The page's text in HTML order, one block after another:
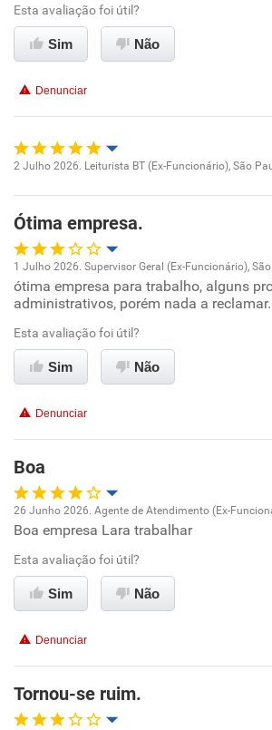
Conciliação com a vida familiar
Benefícios
Esta avaliação foi útil?
Sim Não
Denunciar
Ambiente de trabalho
Conciliação com a vida familiar
Recomenda esta empresa
2 Julho 2026. Leiturista BT (Ex-Funcionário), São
Ótima empresa.
Oportunidade de promoção
Ambiente de trabalho
Conciliação com a vida familiar
1 Julho 2026. Supervisor Geral (Ex-Funcionário),
ótima empresa para trabalho, alguns
administrativos, porém nada a reclamar.
Esta avaliação foi útil?
Sim Não
Denunciar
Boa
Oportunidade de promoção
Ambiente de trabalho
Benefícios
Recomenda esta empresa
26 Junho 2026. Agente de Atendimento (Ex-
Boa empresa Lara trabalhar
Esta avaliação foi útil?
Sim Não
Denunciar
Tornou-se ruim.